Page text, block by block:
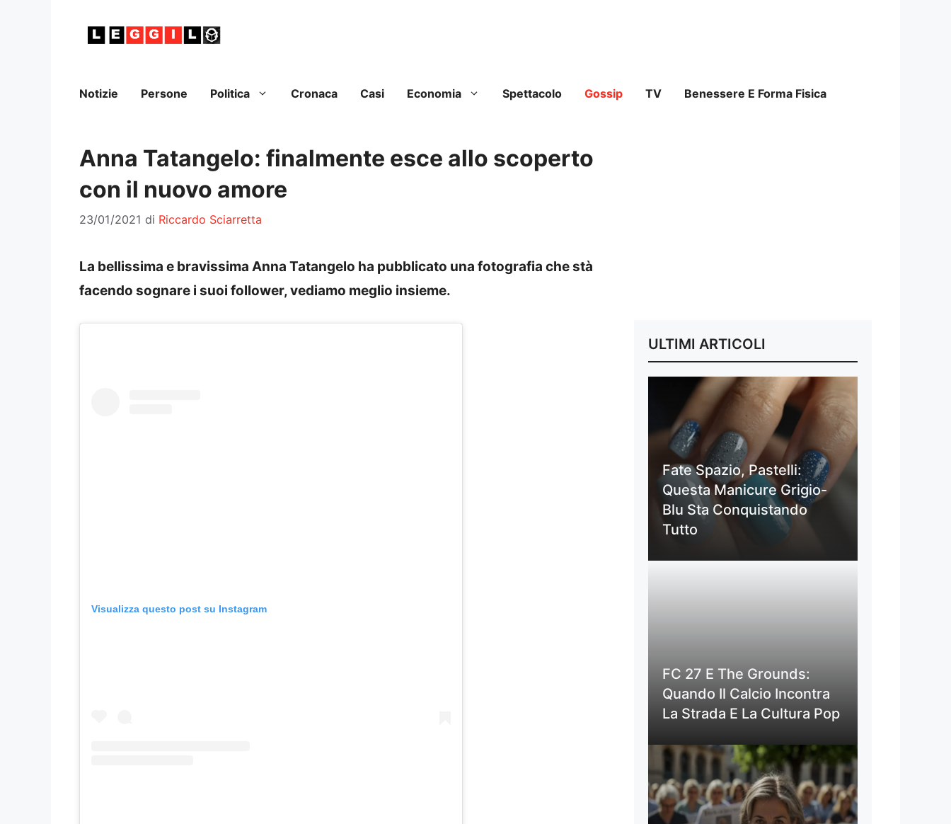
Notizie Persone Politica Cronaca Casi Economia Spettacolo Gossip TV Benessere E Forma Fisica
Anna Tatangelo: finalmente esce allo scoperto
con il nuovo amore
23/01/2021 di Riccardo Sciarretta
La bellissima e bravissima Anna Tatangelo ha pubblicato una fotografia che stà
facendo sognare i suoi follower, vediamo meglio insieme.
Visualizza questo post su Instagram
ULTIMI ARTICOLI
Fate Spazio, Pastelli:
Questa Manicure Grigio-
Blu Sta Conquistando
Tutto
FC 27 E The Grounds:
Quando Il Calcio Incontra
La Strada E La Cultura Pop